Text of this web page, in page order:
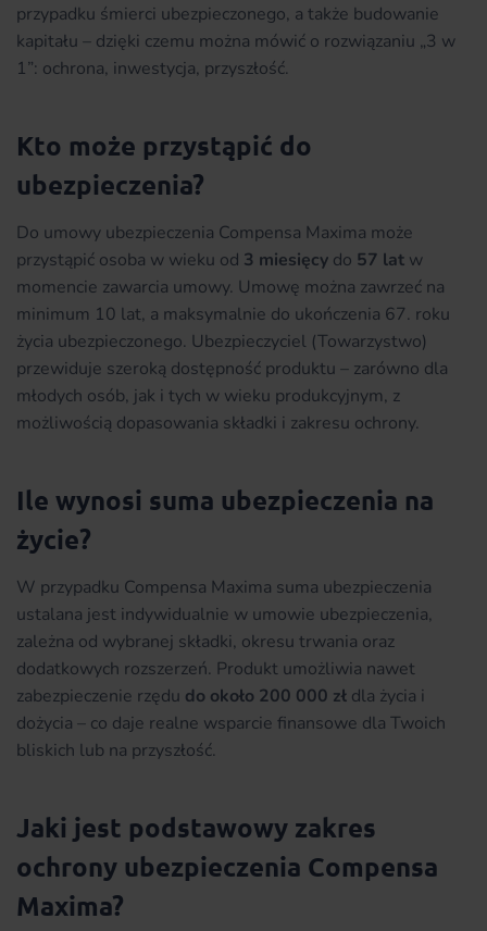
przypadku śmierci ubezpieczonego, a także budowanie
kapitału – dzięki czemu można mówić o rozwiązaniu „3 w
1”: ochrona, inwestycja, przyszłość.
Kto może przystąpić do
ubezpieczenia?
Do umowy ubezpieczenia Compensa Maxima może
przystąpić osoba w wieku od 3 miesięcy do 57 lat w
momencie zawarcia umowy. Umowę można zawrzeć na
minimum 10 lat, a maksymalnie do ukończenia 67. roku
życia ubezpieczonego. Ubezpieczyciel (Towarzystwo)
przewiduje szeroką dostępność produktu – zarówno dla
młodych osób, jak i tych w wieku produkcyjnym, z
możliwością dopasowania składki i zakresu ochrony.
Ile wynosi suma ubezpieczenia na
życie?
W przypadku Compensa Maxima suma ubezpieczenia
ustalana jest indywidualnie w umowie ubezpieczenia,
zależna od wybranej składki, okresu trwania oraz
dodatkowych rozszerzeń. Produkt umożliwia nawet
zabezpieczenie rzędu do około 200 000 zł dla życia i
dożycia – co daje realne wsparcie finansowe dla Twoich
bliskich lub na przyszłość.
Jaki jest podstawowy zakres
ochrony ubezpieczenia Compensa
Maxima?